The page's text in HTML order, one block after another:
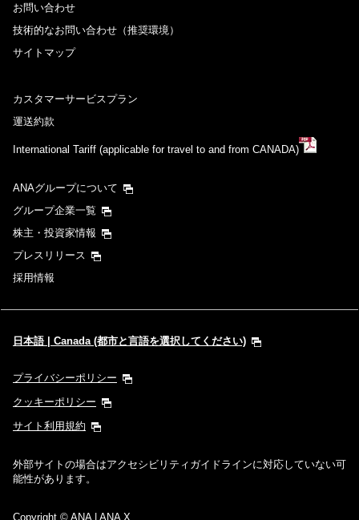
お問い合わせ
技術的なお問い合わせ（推奨環境）
サイトマップ
カスタマーサービスプラン
運送約款
International Tariff (applicable for travel to and from CANADA)
ANAグループについて
グループ企業一覧
株主・投資家情報
プレスリリース
採用情報
日本語 | Canada (都市と言語を選択してください)
プライバシーポリシー
クッキーポリシー
サイト利用規約
外部サイトの場合はアクセシビリティガイドラインに対応していない可
能性があります。
Copyright © ANA | ANA X